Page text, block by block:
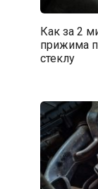
Как за 2
прижима
стеклу